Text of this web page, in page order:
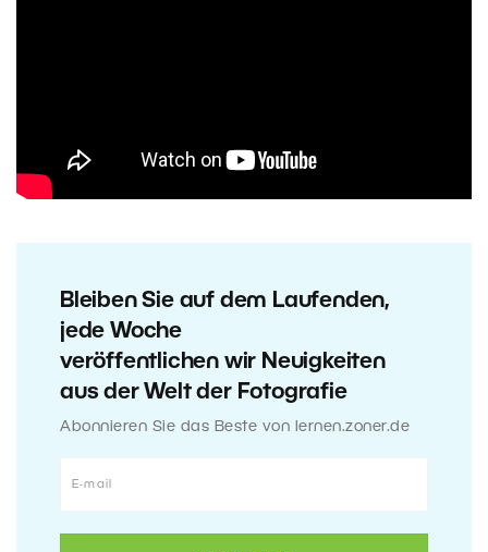
Bleiben Sie auf dem Laufenden,
jede Woche
veröffentlichen wir Neuigkeiten
aus der Welt der Fotografie
Abonnieren Sie das Beste von lernen.zoner.de